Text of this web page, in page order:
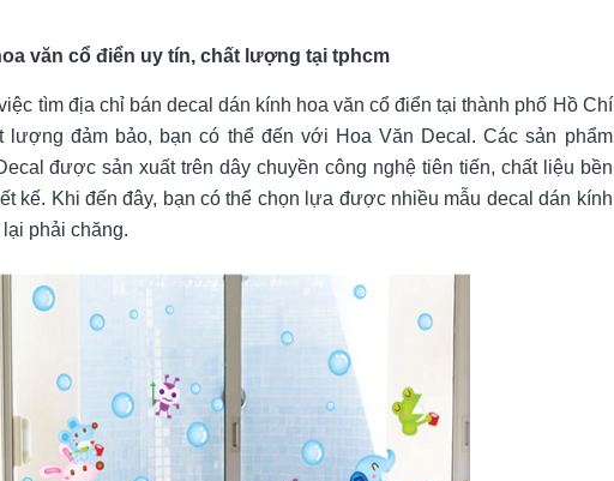
văn cổ điển uy tín, chất lượng tại tphcm
tìm địa chỉ bán decal dán kính hoa văn cổ điển tại thành phố Hồ Chí
đảm bảo, bạn có thể đến với Hoa Văn Decal. Các sản phẩm
được sản xuất trên dây chuyền công nghệ tiên tiến, chất liệu bền
kế. Khi đến đây, bạn có thể chọn lựa được nhiều mẫu decal dán kính
phải chăng.